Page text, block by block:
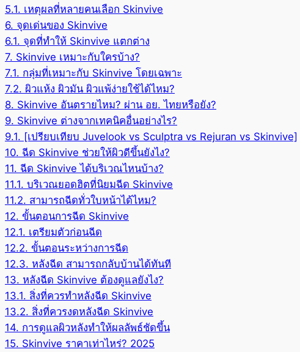
5.1. เหตุผลที่หลายคนเลือก Skinvive
6. จุดเด่นของ Skinvive
6.1. จุดที่ทำให้ Skinvive แตกต่าง
7. Skinvive เหมาะกับใครบ้าง?
7.1. กลุ่มที่เหมาะกับ Skinvive โดยเฉพาะ
7.2. ผิวแห้ง ผิวมัน ผิวแพ้ง่ายใช้ได้ไหม?
8. Skinvive อันตรายไหม? ผ่าน อย. ไทยหรือยัง?
9. Skinvive ต่างจากเทคนิคอื่นอย่างไร?
9.1. [เปรียบเทียบ Juvelook vs Sculptra vs Rejuran vs Skinvive]
10. ฉีด Skinvive ช่วยให้ผิวดีขึ้นยังไง?
11. ฉีด Skinvive ได้บริเวณไหนบ้าง?
11.1. บริเวณยอดฮิตที่นิยมฉีด Skinvive
11.2. สามารถฉีดทั่วใบหน้าได้ไหม?
12. ขั้นตอนการฉีด Skinvive
12.1. เตรียมตัวก่อนฉีด
12.2. ขั้นตอนระหว่างการฉีด
12.3. หลังฉีด สามารถกลับบ้านได้ทันที
13. หลังฉีด Skinvive ต้องดูแลยังไง?
13.1. สิ่งที่ควรทำหลังฉีด Skinvive
13.2. สิ่งที่ควรงดหลังฉีด Skinvive
14. การดูแลผิวหลังทำให้ผลลัพธ์ชัดขึ้น
15. Skinvive ราคาเท่าไหร่? 2025